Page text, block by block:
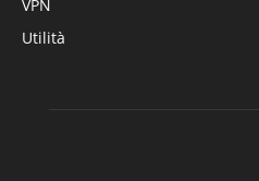
VPN
Utilità